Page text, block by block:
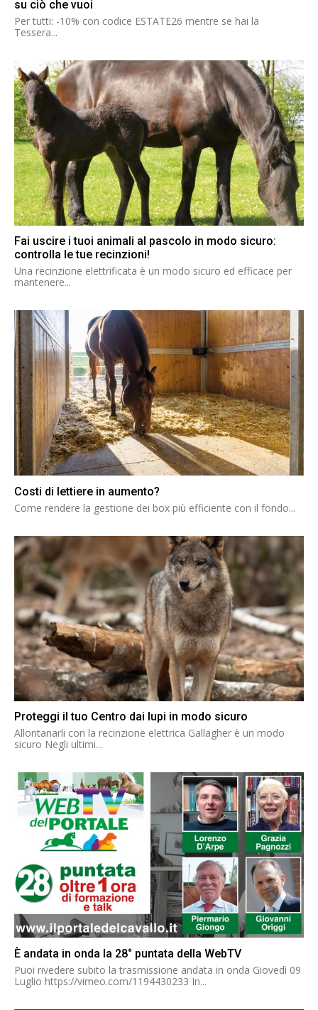
su ciò che vuoi
Per tutti: -10% con codice ESTATE26 mentre se hai la
Tessera...
Fai uscire i tuoi animali al pascolo in modo sicuro:
controlla le tue recinzioni!
Una recinzione elettrificata è un modo sicuro ed efficace per
mantenere...
Costi di lettiere in aumento?
Come rendere la gestione dei box più efficiente con il fondo...
Proteggi il tuo Centro dai lupi in modo sicuro
Allontanarli con la recinzione elettrica Gallagher è un modo
sicuro Negli ultimi...
È andata in onda la 28° puntata della WebTV
Puoi rivedere subito la trasmissione andata in onda Giovedì 09
Luglio https://vimeo.com/1194430233 In...